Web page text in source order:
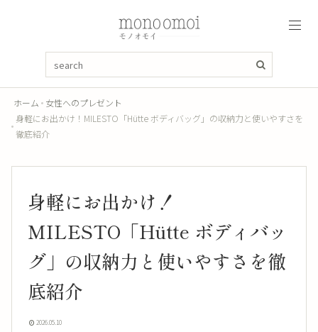
ホーム
女性へのプレゼント
身軽にお出かけ！MILESTO「Hütte ボディバッグ」の収納力と使いやすさを
徹底紹介
身軽にお出かけ！
MILESTO「Hütte ボディバッ
グ」の収納力と使いやすさを徹
底紹介
2026.05.10